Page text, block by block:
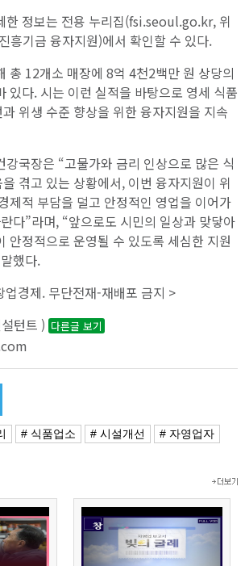
한 정보는 전용 누리집(fsi.seoul.go.kr, 위
흥기금 융자지원)에서 확인할 수 있다.
총 12개소 매장에 8억 4천2백만 원 상당의
있다. 시는 이런 실적을 바탕으로 영세 식품
위생 수준 향상을 위한 융자지원을 지속
강국장은 “고물가와 금리 인상으로 많은 식
겪고 있는 상황에서, 이번 융자지원이 위
제적 부담을 덜고 안정적인 영업을 이어가
다”라며, “앞으로도 시민의 일상과 맞닿아
안정적으로 운영될 수 있도록 세심한 지원
했다.
경제. 무단전재-재배포 금지 >
턴트 ) 다른글 보기
# 식품업소 # 시설개선 # 자영업자